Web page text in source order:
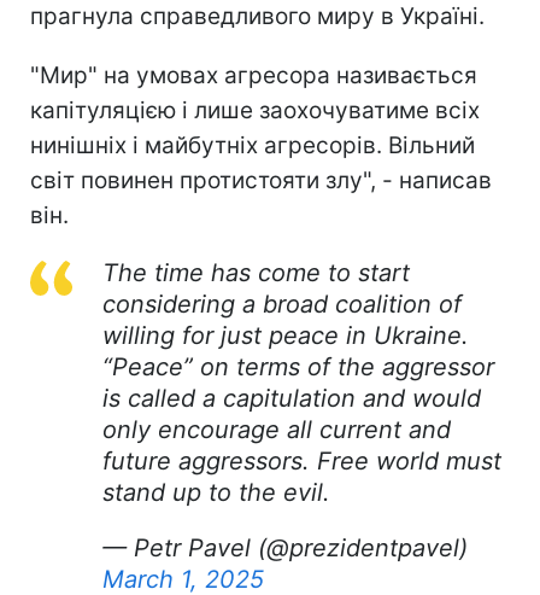
прагнула справедливого миру в Україні.
"Мир" на умовах агресора називається
капітуляцією і лише заохочуватиме всіх
нинішніх і майбутніх агресорів. Вільний
світ повинен протистояти злу", - написав
він.
The time has come to start
considering a broad coalition of
willing for just peace in Ukraine.
“Peace” on terms of the aggressor
is called a capitulation and would
only encourage all current and
future aggressors. Free world must
stand up to the evil.
— Petr Pavel (@prezidentpavel)
March 1, 2025